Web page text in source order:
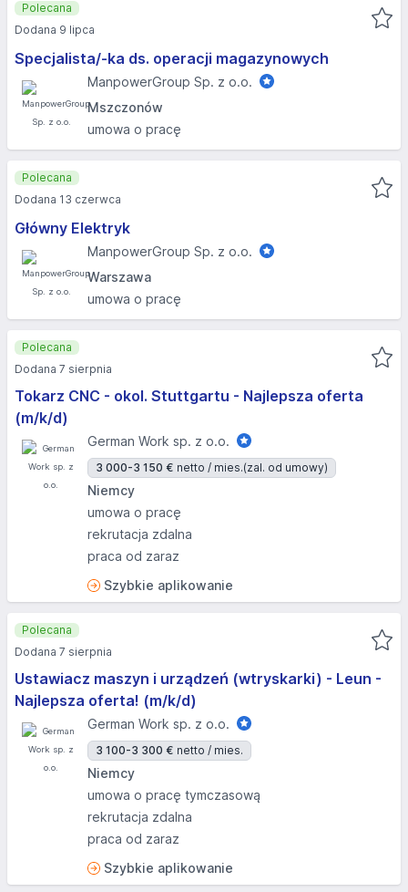
Specjalista/-ka ds. operacji magazynowych
ManpowerGroup Sp. z o.o.
Mszczonów
umowa o pracę
Polecana
Dodana 9 lipca
Główny Elektryk
ManpowerGroup Sp. z o.o.
Warszawa
umowa o pracę
Polecana
Dodana 13 czerwca
Tokarz CNC - okol. Stuttgartu - Najlepsza oferta
(m/k/d)
German Work sp. z o.o.
3 000-3 150 € netto / mies.(zal. od umowy)
Niemcy
umowa o pracę
rekrutacja zdalna
praca od zaraz
Szybkie aplikowanie
Polecana
Dodana 7 sierpnia
Ustawiacz maszyn i urządzeń (wtryskarki) - Leun -
Najlepsza oferta! (m/k/d)
German Work sp. z o.o.
3 100-3 300 € netto / mies.
Niemcy
umowa o pracę tymczasową
rekrutacja zdalna
praca od zaraz
Szybkie aplikowanie
Polecana
Dodana 7 sierpnia